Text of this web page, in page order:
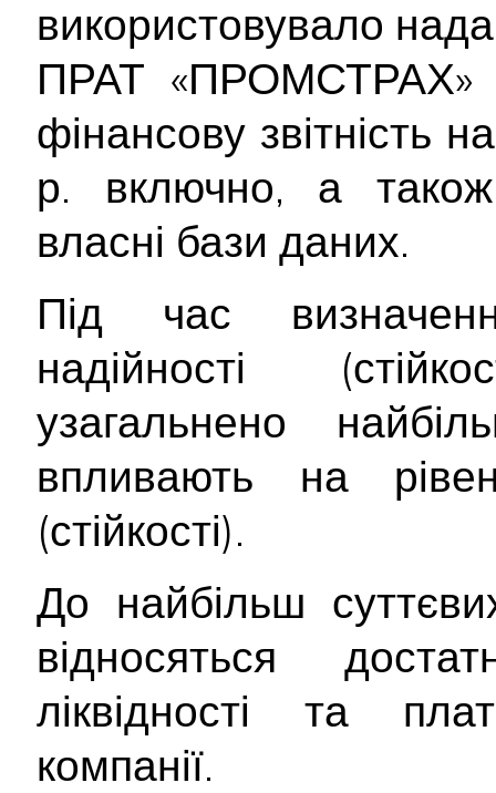
використовувало
ПРАТ «ПРОМСТРАХ»
фінансову звітність
р. включно, а
власні бази даних.
Під час
надійності
узагальнено
впливають на
(стійкості).
До найбільш
відносяться
ліквідності та
компанії.